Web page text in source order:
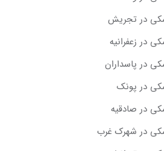
در تجریش
در زعفرانیه
در پاسداران
در پونک
در صادقیه
در شهرک غرب